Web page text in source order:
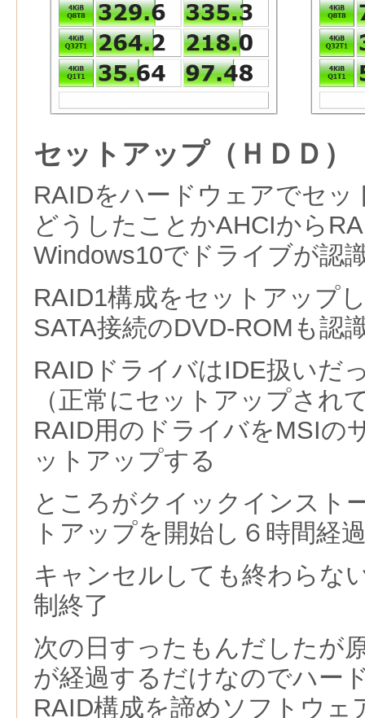
セットアップ（ＨＤＤ）
RAIDをハードウェアでセッ
どうしたことかAHCIから
Windows10でドライブが認
RAID1構成をセットアップ
SATA接続のDVD-ROMも認
RAIDドライバはIDE扱いだ
（正常にセットアップされ
RAID用のドライバをMSIの
ットアップする
ところがクイックインスト
トアップを開始し６時間経
キャンセルしても終わらな
制終了
次の日すったもんだしたが
が経過するだけなのでハー
RAID構成を諦めソフトウェ